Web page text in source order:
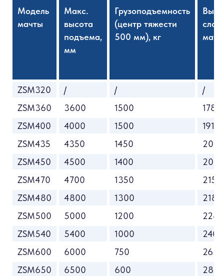
Модель
мачты
Макс.
высота
подъема,
мм
Грузоподъемность
(центр тяжести
500 мм), кг
ZSM320 / /
/
ZSM360
3600 1500
1780
ZSM400
4000 1500
1918
ZSM435
4350 1450
2030
ZSM450
4500 1400
2080
ZSM470
4700 1350
2150
ZSM480
4800 1300
2180
ZSM500
5000 1200
2280
ZSM540
5400 1000
2405
ZSM600
6000 750
2630
ZSM650
6500 600
2830